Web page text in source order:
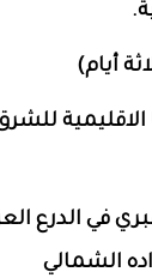
أيام)
الاقليمية
في الدرع
الشمالي